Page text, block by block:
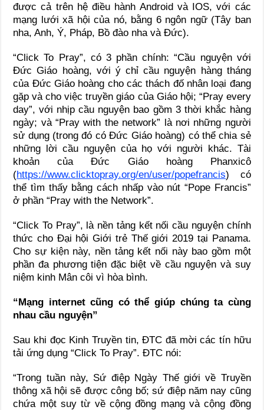
được cả trên hệ điều hành Android và IOS, với các
mạng lưới xã hội của nó, bằng 6 ngôn ngữ (Tây ban
nha, Anh, Ý, Pháp, Bồ đào nha và Đức).
“Click To Pray”, có 3 phần chính: “Cầu nguyện với
Đức Giáo hoàng, với ý chỉ cầu nguyện hàng tháng
của Đức Giáo hoàng cho các thách đố nhân loại đang
gặp và cho việc truyền giáo của Giáo hội; “Pray every
day”, với nhịp cầu nguyện bao gồm 3 thời khắc hàng
ngày; và “Pray with the network” là nơi những người
sử dụng (trong đó có Đức Giáo hoàng) có thể chia sẻ
những lời cầu nguyện của họ với người khác. Tài
khoản của Đức Giáo hoàng Phanxicô
(https://www.clicktopray.org/en/user/popefrancis) có
thể tìm thấy bằng cách nhấp vào nút “Pope Francis”
ở phần “Pray with the Network”.
“Click To Pray”, là nền tảng kết nối cầu nguyện chính
thức cho Đại hội Giới trẻ Thế giới 2019 tại Panama.
Cho sự kiện này, nền tảng kết nối này bao gồm một
phần đa phương tiện đặc biệt về cầu nguyện và suy
niệm kinh Mân côi vì hòa bình.
“Mạng internet cũng có thể giúp chúng ta cùng
nhau cầu nguyện”
Sau khi đọc Kinh Truyền tin, ĐTC đã mời các tín hữu
tải ứng dụng “Click To Pray”. ĐTC nói:
“Trong tuần này, Sứ điệp Ngày Thế giới về Truyền
thông xã hội sẽ được công bố; sứ điệp năm nay cũng
chứa một suy từ về cộng đồng mạng và cộng đồng